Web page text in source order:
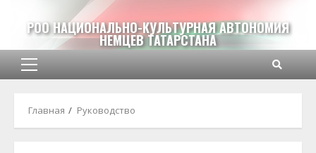
содержимому
РОО НАЦИОНАЛЬНО-КУЛЬТУРНАЯ АВТОНОМИЯ
НЕМЦЕВ ТАТАРСТАНА
Основное
Главная Руководство